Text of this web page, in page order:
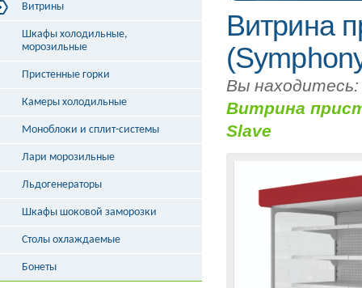
Витрина
Вы находитесь:
Витрина
Slave
Витрины
Витрины холодильные
Витрины морозильные
Витрины кондитерские
Витрины угловые
Витрины «рыба на льду»
Шкафы холодильные,
морозильные
Пристенные горки
Камеры холодильные
Моноблоки и сплит-системы
Лари морозильные
Льдогенераторы
Шкафы шоковой заморозки
Столы охлаждаемые
Бонеты